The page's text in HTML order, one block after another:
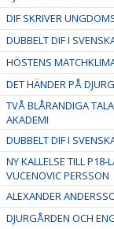
DIF SKRIVER
DUBBELT DIF I
HÖSTENS
DET HÄNDER PÅ
TVÅ BLÅRANDIGA
AKADEMI
DUBBELT DIF I
NY KALLELSE TILL P18-
VUCENOVIC PERSSON
ALEXANDER
DJURGÅRDEN OCH